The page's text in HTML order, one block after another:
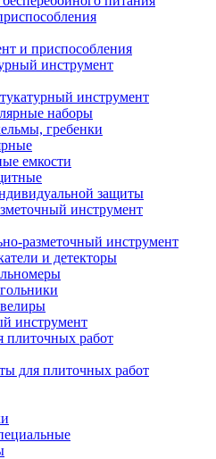
и приспособления
инструмент
инструмент
наборы
гребенки
емкости
защиты
инструмент
разметочный инструмент
и детекторы
инструмент
плиточных работ
для плиточных работ